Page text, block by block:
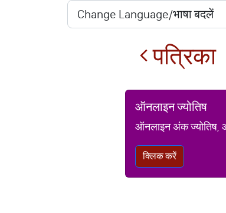
पत्रिका
ऑनलाइन ज्योतिष
ऑनलाइन अंक ज्योतिष,
क्लिक करें